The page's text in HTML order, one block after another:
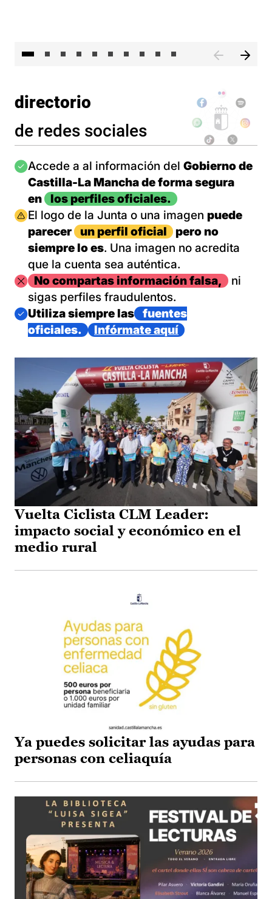
directorio
de redes sociales
Imagen
Accede a al información del Gobierno de
Castilla-La Mancha de forma segura
en
los perfiles oficiales.
Imagen
El logo de la Junta o una imagen puede
parecer
un perfil oficial
pero no
siempre lo es. Una imagen no acredita
que la cuenta sea auténtica.
ImagenNo compartas información falsa,
ni
sigas perfiles fraudulentos.
Imagen
Utiliza siempre las
fuentes
oficiales.
Infórmate aquí
Vuelta Ciclista CLM Leader:
impacto social y económico en el
medio rural
Ya puedes solicitar las ayudas para
personas con celiaquía